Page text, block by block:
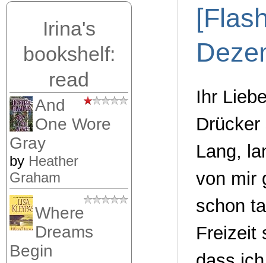
Irina's
bookshelf:
read
And
One Wore
Gray
by Heather
Graham
Where
Dreams
Begin
Ihr
Lang,
von mir
schon
Freizeit